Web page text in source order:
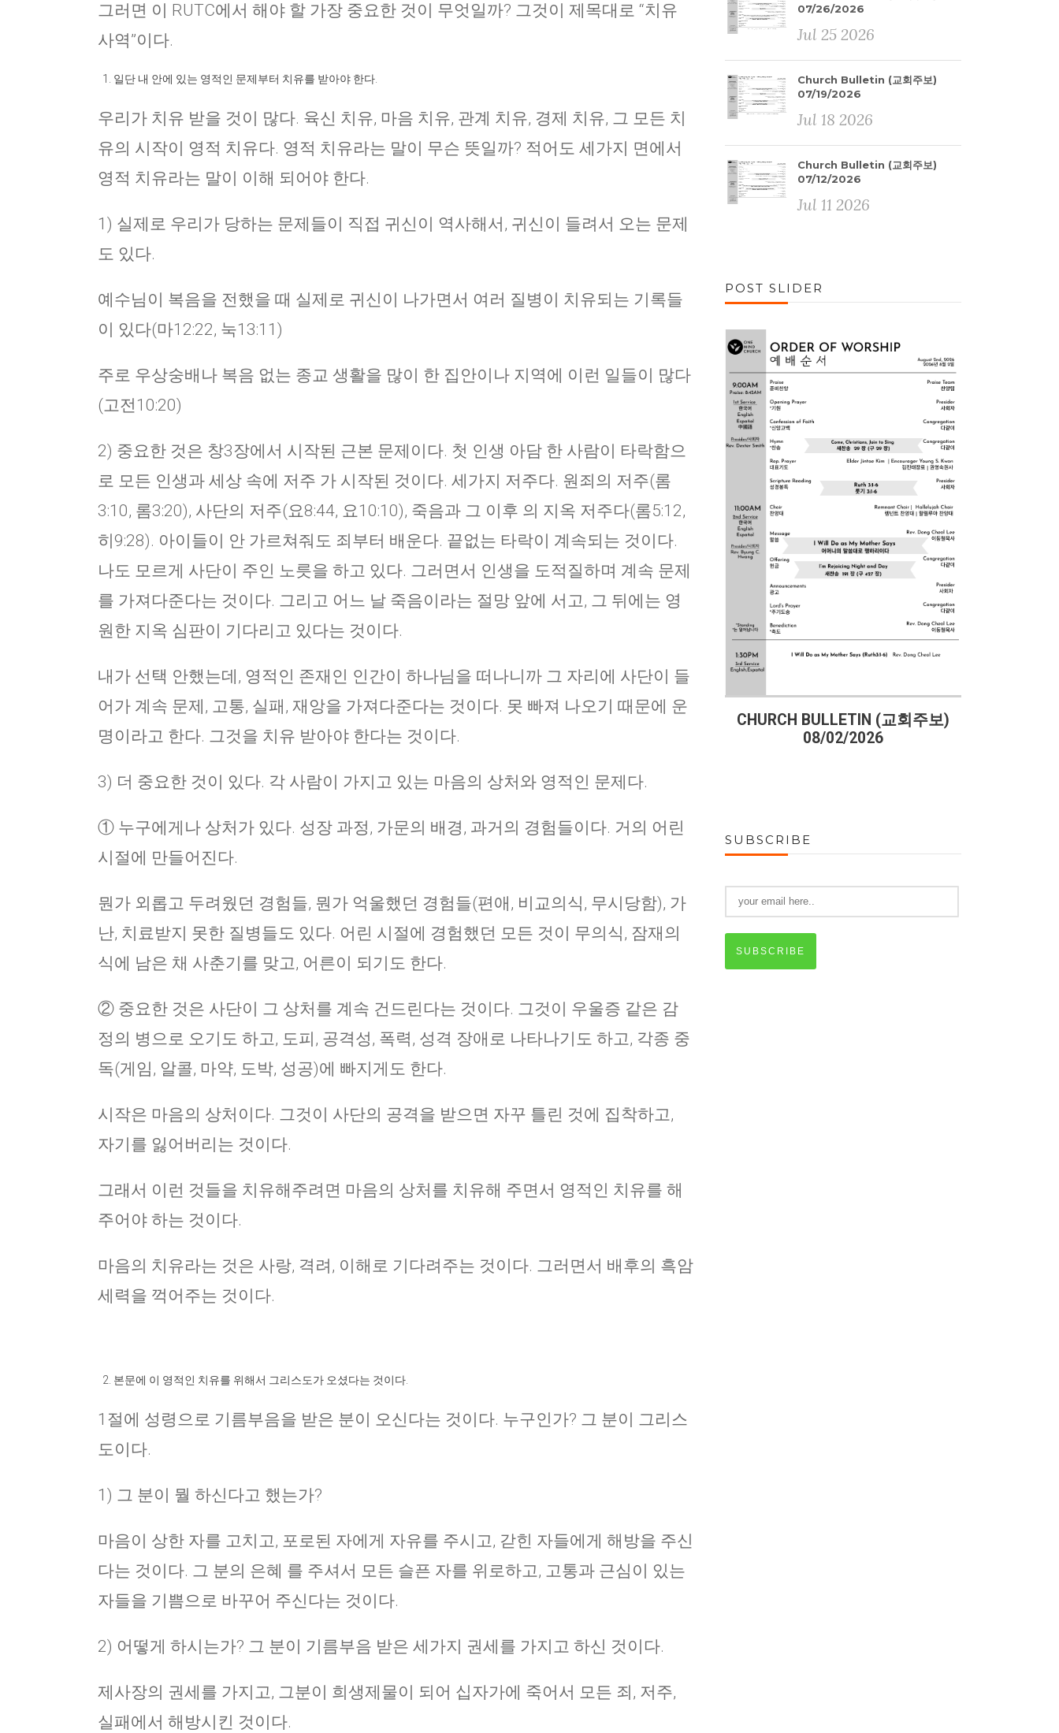
그러면 이 RUTC에서 해야 할 가장 중요한 것이 무엇일까? 그것이 제목대로 “치유
사역”이다.
일단 내 안에 있는 영적인 문제부터 치유를 받아야 한다.
우리가 치유 받을 것이 많다. 육신 치유, 마음 치유, 관계 치유, 경제 치유, 그 모든 치
유의 시작이 영적 치유다. 영적 치유라는 말이 무슨 뜻일까? 적어도 세가지 면에서
영적 치유라는 말이 이해 되어야 한다.
1) 실제로 우리가 당하는 문제들이 직접 귀신이 역사해서, 귀신이 들려서 오는 문제
도 있다.
예수님이 복음을 전했을 때 실제로 귀신이 나가면서 여러 질병이 치유되는 기록들
이 있다(마12:22, 눅13:11)
주로 우상숭배나 복음 없는 종교 생활을 많이 한 집안이나 지역에 이런 일들이 많다
(고전10:20)
2) 중요한 것은 창3장에서 시작된 근본 문제이다. 첫 인생 아담 한 사람이 타락함으
로 모든 인생과 세상 속에 저주 가 시작된 것이다. 세가지 저주다. 원죄의 저주(롬
3:10, 롬3:20), 사단의 저주(요8:44, 요10:10), 죽음과 그 이후 의 지옥 저주다(롬5:12,
히9:28). 아이들이 안 가르쳐줘도 죄부터 배운다. 끝없는 타락이 계속되는 것이다.
나도 모르게 사단이 주인 노릇을 하고 있다. 그러면서 인생을 도적질하며 계속 문제
를 가져다준다는 것이다. 그리고 어느 날 죽음이라는 절망 앞에 서고, 그 뒤에는 영
원한 지옥 심판이 기다리고 있다는 것이다.
내가 선택 안했는데, 영적인 존재인 인간이 하나님을 떠나니까 그 자리에 사단이 들
어가 계속 문제, 고통, 실패, 재앙을 가져다준다는 것이다. 못 빠져 나오기 때문에 운
명이라고 한다. 그것을 치유 받아야 한다는 것이다.
3) 더 중요한 것이 있다. 각 사람이 가지고 있는 마음의 상처와 영적인 문제다.
① 누구에게나 상처가 있다. 성장 과정, 가문의 배경, 과거의 경험들이다. 거의 어린
시절에 만들어진다.
뭔가 외롭고 두려웠던 경험들, 뭔가 억울했던 경험들(편애, 비교의식, 무시당함), 가
난, 치료받지 못한 질병들도 있다. 어린 시절에 경험했던 모든 것이 무의식, 잠재의
식에 남은 채 사춘기를 맞고, 어른이 되기도 한다.
② 중요한 것은 사단이 그 상처를 계속 건드린다는 것이다. 그것이 우울증 같은 감
정의 병으로 오기도 하고, 도피, 공격성, 폭력, 성격 장애로 나타나기도 하고, 각종 중
독(게임, 알콜, 마약, 도박, 성공)에 빠지게도 한다.
시작은 마음의 상처이다. 그것이 사단의 공격을 받으면 자꾸 틀린 것에 집착하고,
자기를 잃어버리는 것이다.
그래서 이런 것들을 치유해주려면 마음의 상처를 치유해 주면서 영적인 치유를 해
주어야 하는 것이다.
마음의 치유라는 것은 사랑, 격려, 이해로 기다려주는 것이다. 그러면서 배후의 흑암
세력을 꺽어주는 것이다.
본문에 이 영적인 치유를 위해서 그리스도가 오셨다는 것이다.
1절에 성령으로 기름부음을 받은 분이 오신다는 것이다. 누구인가? 그 분이 그리스
도이다.
1) 그 분이 뭘 하신다고 했는가?
마음이 상한 자를 고치고, 포로된 자에게 자유를 주시고, 갇힌 자들에게 해방을 주신
다는 것이다. 그 분의 은혜 를 주셔서 모든 슬픈 자를 위로하고, 고통과 근심이 있는
자들을 기쁨으로 바꾸어 주신다는 것이다.
2) 어떻게 하시는가? 그 분이 기름부음 받은 세가지 권세를 가지고 하신 것이다.
제사장의 권세를 가지고, 그분이 희생제물이 되어 십자가에 죽어서 모든 죄, 저주,
실패에서 해방시킨 것이다.
07/26/2026
Jul 25 2026
Church Bulletin (교회주보)
07/19/2026
Jul 18 2026
Church Bulletin (교회주보)
07/12/2026
Jul 11 2026
POST SLIDER
CHURCH BULLETIN (교회주보)
CHURCH BULLETIN (교회주보)
08/02/2026
SUBSCRIBE
SUBSCRIBE